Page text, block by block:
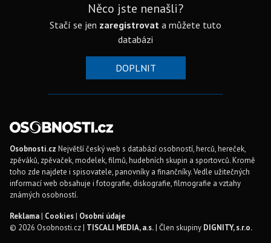
Něco jste nenašli?
Stačí se jen zaregistrovat a můžete tuto
databázi
DOPLNIT
Osobnosti.cz Největší český web s databází osobností, herců, hereček,
zpěváků, zpěvaček, modelek, filmů, hudebních skupin a sportovců. Kromě
toho zde najdete i spisovatele, panovníky a finančníky. Vedle užitečných
informací web obsahuje i fotografie, diskografie, filmografie a vztahy
známých osobností.
Reklama| Cookies| Osobní údaje
© 2026 Osobnosti.cz | TISCALI MEDIA, a.s.| Člen skupiny DIGNITY, s.r.o.